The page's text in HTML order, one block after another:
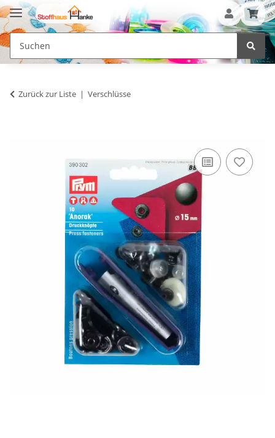
Zurück zur Liste Verschlüsse